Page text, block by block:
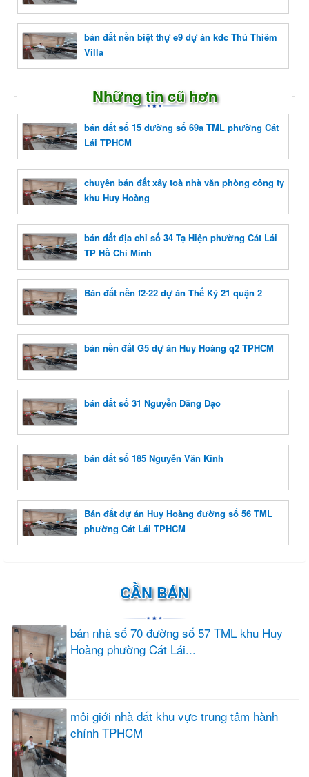
bán đất nền biệt thự e9 dự án kdc Thủ Thiêm
Villa
Những tin cũ hơn
bán đất số 15 đường số 69a TML phường Cát
Lái TPHCM
chuyên bán đất xây toà nhà văn phòng công ty
khu Huy Hoàng
bán đất địa chỉ số 34 Tạ Hiện phường Cát Lái
TP Hồ Chí Minh
Bán đất nền f2-22 dự án Thế Kỷ 21 quận 2
bán nền đất G5 dự án Huy Hoàng q2 TPHCM
bán đất số 31 Nguyễn Đăng Đạo
bán đất số 185 Nguyễn Văn Kỉnh
Bán đất dự án Huy Hoàng đường số 56 TML
phường Cát Lái TPHCM
CẦN BÁN
bán nhà số 70 đường số 57 TML khu Huy
Hoàng phường Cát Lái...
môi giới nhà đất khu vực trung tâm hành
chính TPHCM